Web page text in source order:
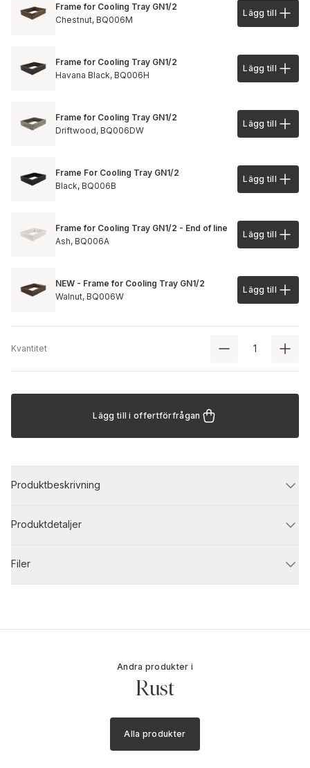
Frame for Cooling Tray GN1/2
Chestnut, BQ006M Lägg till i
Lägg till
Frame for Cooling Tray GN1/2
Havana Black, BQ006H Lägg till i
Lägg till
Frame for Cooling Tray GN1/2
Driftwood, BQ006DW Lägg till i
Lägg till
Frame For Cooling Tray GN1/2
Black, BQ006B Lägg till i
Lägg till
Frame for Cooling Tray GN1/2 - End of line
Ash, BQ006A Lägg till i
Lägg till
NEW - Frame for Cooling Tray GN1/2
Walnut, BQ006W Lägg till i
Lägg till
Kvantitet
Lägg till i offertförfrågan
Produktbeskrivning
Produktdetaljer
Filer
Andra produkter i
Rust
Alla produkter